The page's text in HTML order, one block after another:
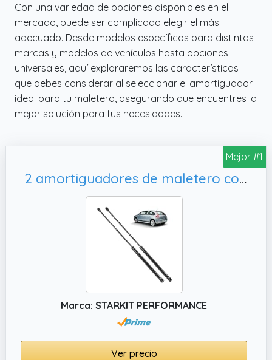
Con una variedad de opciones disponibles en el
mercado, puede ser complicado elegir el más
adecuado. Desde modelos específicos para distintas
marcas y modelos de vehículos hasta opciones
universales, aquí exploraremos las características
que debes considerar al seleccionar el amortiguador
ideal para tu maletero, asegurando que encuentres la
mejor solución para tus necesidades.
Mejor #1
2 amortiguadores de maletero compatibles para Citroen C4 (1ª generación) (2004-2010) muelle neumático maletero | 9647295480 | 8731J8
Marca: STARKIT PERFORMANCE
Ver precio